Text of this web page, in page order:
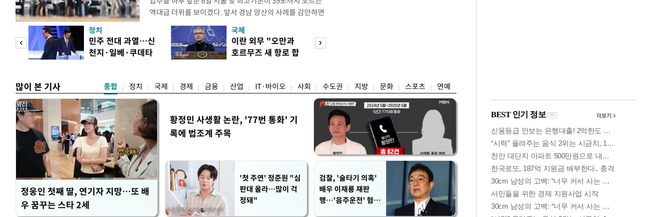
역대급 더위를 보이겠다. 앞서 경남 양산의 사례를 감안하면
이날 서울에서도 예보치인 39도를 넘어 40도에 달하는 기온
이 관측될 가능성이 제기된다. 기상청은 "수도권과 일부 전
남에는 최고기온이 39도 또는 최고체감온도가 38도 이상으
로 올라 생명을 위협하는 수준의 극단적인 더위가 예상된다
기
정치
민주 전대 과열…신
천지·일베·쿠데타
국제
이란 외무 "오만과
호르무즈 새 항로 합
많이 본 기사 종합 정치 국제 경제 금융 산업 IT·바이오 사회 수도권 지방 문화 스포츠 연예
정웅인 첫째 딸, 연기자 지망…또 배
우 꿈꾸는 스타 2세
황정민 사생활 논란, '77번 통화' 기
록에 법조계 주목
'첫 주연' 정준원 "심
판대 올라…많이 걱
정돼"
검찰, '술타기 의혹'
배우 이재룡 재판
행…'음주운전' 혐의